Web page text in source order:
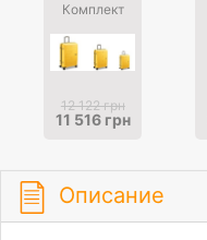
Комплект
12 122 грн
11 516 грн
Описание